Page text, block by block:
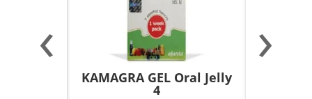
KAMAGRA GEL Oral Jelly
4
‹ ›